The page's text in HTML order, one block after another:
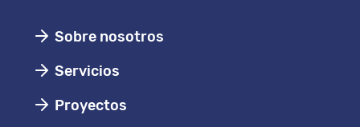
Sobre nosotros
Servicios
Proyectos